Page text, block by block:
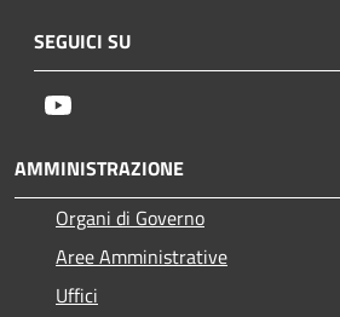
SEGUICI SU
AMMINISTRAZIONE
Organi di Governo
Aree Amministrative
Uffici